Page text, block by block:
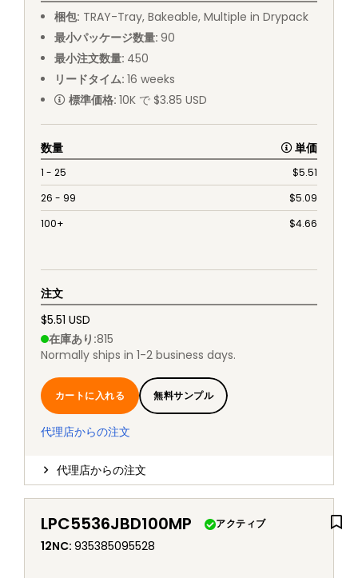
梱包: TRAY-Tray, Bakeable, Multiple in Drypack
最小パッケージ数量: 90
最小注文数量: 450
リードタイム: 16 weeks
標準価格: 10K で $3.85 USD
数量 単価
1 - 25 $5.51
26 - 99
$5.09
100+
$4.66
注文
$5.51 USD
在庫あり :815
Normally ships in 1-2 business days.
カートに入れる 無料サンプル
代理店からの注文
代理店からの注文
LPC5536JBD100MP アクティブ
12NC: 935385095528